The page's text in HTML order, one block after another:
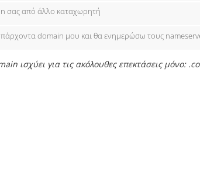
σας από άλλο καταχωρητή
domain μου και θα ενημερώσω τους
ισχύει για τις ακόλουθες επεκτάσεις μόνο: